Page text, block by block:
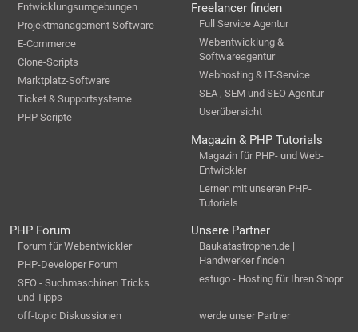
Entwicklungsumgebungen
Projektmanagement-Software
E-Commerce
Clone-Scripts
Marktplatz-Software
Ticket & Supportsysteme
PHP Scripte
Freelancer finden
Full Service Agentur
Webentwicklung &
Softwareagentur
Webhosting & IT-Service
SEA , SEM und SEO Agentur
Userübersicht
Magazin & PHP Tutorials
Magazin für PHP- und Web-
Entwickler
Lernen mit unseren PHP-
Tutorials
PHP Forum
Forum für Webentwickler
PHP-Developer Forum
SEO - Suchmaschinen Tricks
und Tipps
off-topic Diskussionen
Unsere Partner
Baukatastrophen.de |
Handwerker finden
estugo - Hosting für Ihren Shopr
werde unser Partner